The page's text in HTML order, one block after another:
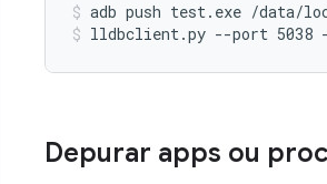
adb push test.exe /data/
lldbclient.py --port 5038
Depurar apps ou